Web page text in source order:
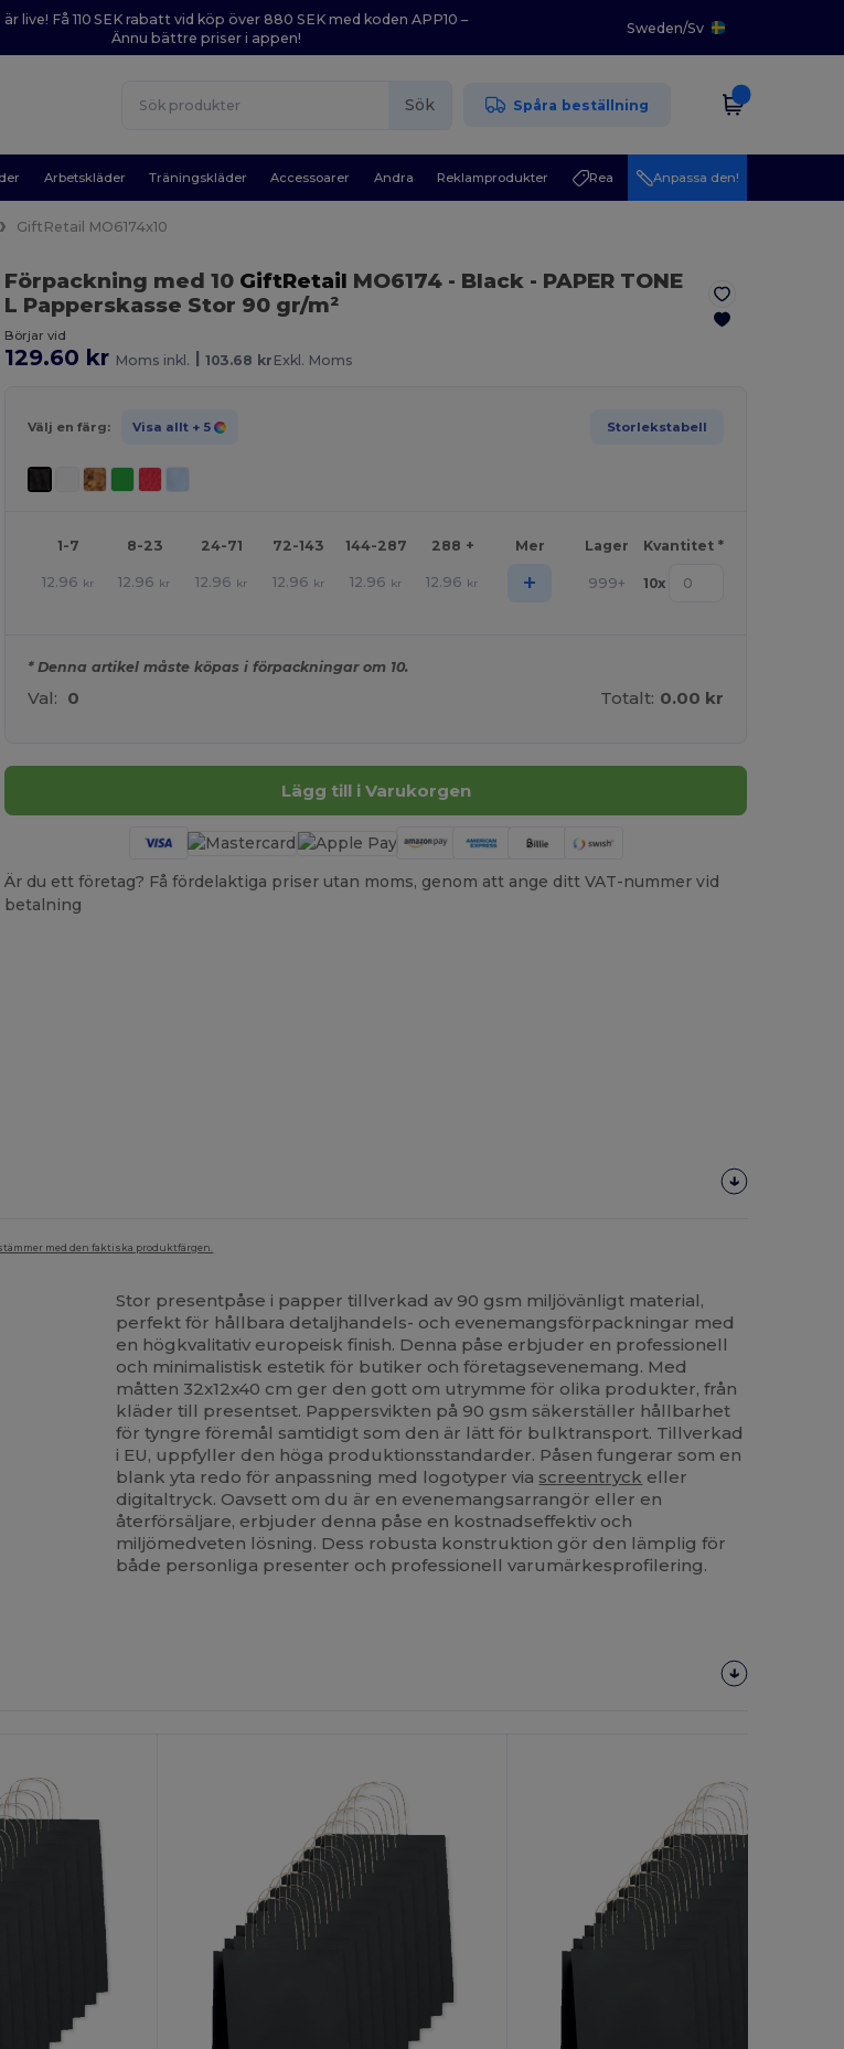
live! Få 110 SEK rabatt vid köp över 880 SEK med koden APP10 –
Ännu bättre priser i appen!
Sweden/Sv
Sök Spåra beställning
Arbetskläder Träningskläder Accessoarer Andra Reklamprodukter Rea Anpassa den!
GiftRetail MO6174x10
Förpackning med 10 GiftRetail MO6174 - Black- PAPER TONE
L Papperskasse Stor 90 gr/m²
Börjar vid
129.60 kr Moms inkl. | 103.68 kr Exkl. Moms
Välj en färg: Visa allt + 5 Storlekstabell
1-7 8-23 24-71 72-143 144-287 288 + Mer Lager Kvantitet *
12.96 kr 12.96 kr 12.96 kr 12.96 kr 12.96 kr 12.96 kr + 999+ 10x
* Denna artikel måste köpas i förpackningar om 10.
Val: 0 Totalt: 0.00 kr
Lägg till i Varukorgen
Är du ett företag? Få fördelaktiga priser utan moms, genom att ange ditt VAT-nummer vid
betalning
med den faktiska produktfärgen.
Stor presentpåse i papper tillverkad av 90 gsm miljövänligt material,
perfekt för hållbara detaljhandels- och evenemangsförpackningar med
en högkvalitativ europeisk finish. Denna påse erbjuder en professionell
och minimalistisk estetik för butiker och företagsevenemang. Med
måtten 32x12x40 cm ger den gott om utrymme för olika produkter, från
kläder till presentset. Pappersvikten på 90 gsm säkerställer hållbarhet
för tyngre föremål samtidigt som den är lätt för bulktransport. Tillverkad
i EU, uppfyller den höga produktionsstandarder. Påsen fungerar som en
blank yta redo för anpassning med logotyper via screentryck eller
digitaltryck. Oavsett om du är en evenemangsarrangör eller en
återförsäljare, erbjuder denna påse en kostnadseffektiv och
miljömedveten lösning. Dess robusta konstruktion gör den lämplig för
både personliga presenter och professionell varumärkesprofilering.